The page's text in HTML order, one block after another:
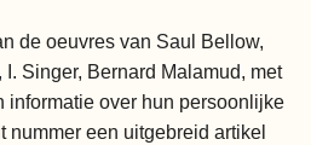
de oeuvres van Saul Bellow,
Singer, Bernard Malamud, met
informatie over hun persoonlijke
nummer een uitgebreid artikel